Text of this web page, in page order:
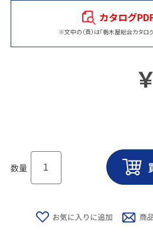
カタログ
※文中の（頁）は「栃木屋総合カタロ
￥
数量